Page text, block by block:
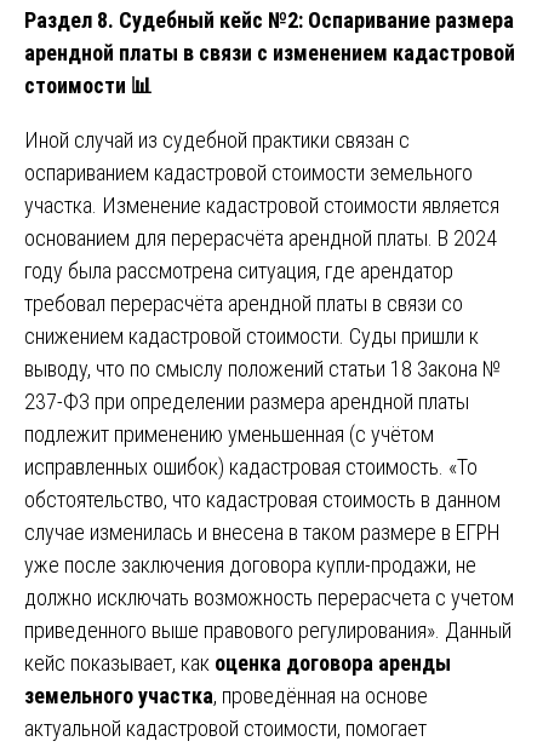
Раздел 8. Судебный кейс №2: Оспаривание размера
арендной платы в связи с изменением кадастровой
стоимости 📊
Иной случай из судебной практики связан с
оспариванием кадастровой стоимости земельного
участка. Изменение кадастровой стоимости является
основанием для перерасчёта арендной платы. В 2024
году была рассмотрена ситуация, где арендатор
требовал перерасчёта арендной платы в связи со
снижением кадастровой стоимости. Суды пришли к
выводу, что по смыслу положений статьи 18 Закона №
237-ФЗ при определении размера арендной платы
подлежит применению уменьшенная (с учётом
исправленных ошибок) кадастровая стоимость. «То
обстоятельство, что кадастровая стоимость в данном
случае изменилась и внесена в таком размере в ЕГРН
уже после заключения договора купли-продажи, не
должно исключать возможность перерасчета с учетом
приведенного выше правового регулирования». Данный
кейс показывает, как оценка договора аренды
земельного участка, проведённая на основе
актуальной кадастровой стоимости, помогает